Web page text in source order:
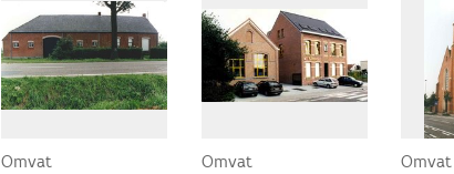
Omvat
Omvat
Omvat